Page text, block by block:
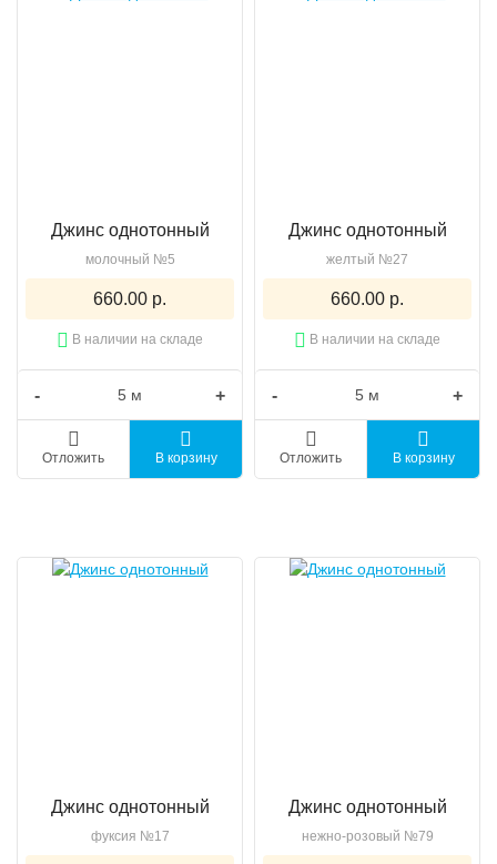
Джинс однотонный
молочный №5
660.00 р.
В наличии на складе
- +
Отложить В корзину
Джинс однотонный
желтый №27
660.00 р.
В наличии на складе
- +
Отложить В корзину
Джинс однотонный
фуксия №17
Джинс однотонный
нежно-розовый №79